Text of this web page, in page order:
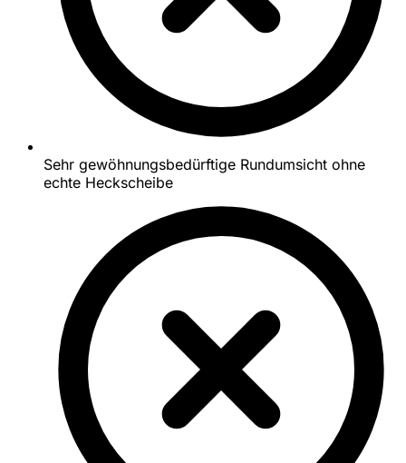
Sehr gewöhnungsbedürftige Rundumsicht ohne
echte Heckscheibe